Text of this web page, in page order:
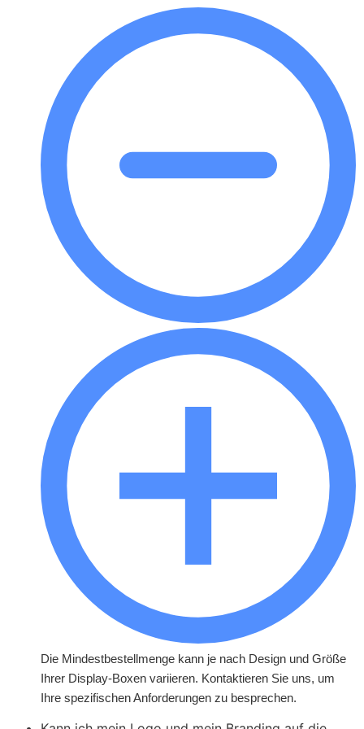
Ruf Ihrer Marke weiter stärkt.
Anpassen Ihrer
Display-Boxen mit
Staubschutzklappen
Bonito Packaging bietet unzählige
Möglichkeiten zur individuellen Gestaltung, um
den perfekten Displaykarton für Ihre Produkte
zu schaffen. Hier sind einige Möglichkeiten,
wie Sie Ihre Schachteln individuell gestalten
können:
Größe
Karton oder einen größeren
Displaykarton benötigen, wir können
maßgeschneiderte Größen herstellen,
die perfekt zu Ihren Produkten
Drucken: Fügen Sie Ihr Logo, Ihre
Markenfarben und einzigartige
Designs hinzu, um ein
unvergessliches Verpackungserlebnis
für Ihre Kunden zu schaffen.
Materialien
umweltfreundlichen Optionen, um
Ihren speziellen Anforderungen
gerecht zu werden.
Der letzte Schliff
: Wir bieten
verschiedene Veredelungsoptionen,
darunter matte oder glänzende
Laminierungen, Prägungen und
Folienprägungen, um Ihren Schachteln
ein luxuriöses Aussehen und eine
luxuriöse Haptik zu verleihen.
Die Mindestbestellmenge kann je nach Design und Größe
Ihrer Display-Boxen variieren. Kontaktieren Sie uns, um
Ihre spezifischen Anforderungen zu besprechen.